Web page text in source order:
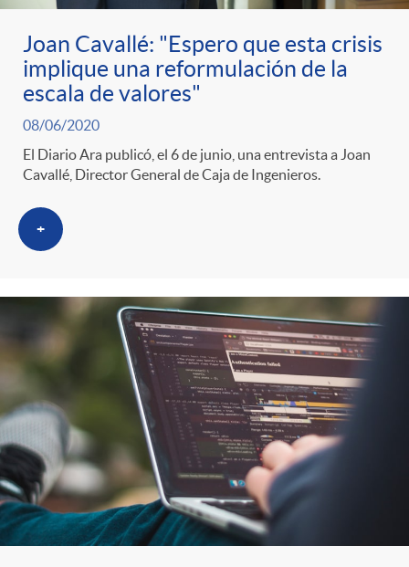
Joan Cavallé: "Espero que esta crisis
implique una reformulación de la
escala de valores"
08/06/2020
El Diario Ara publicó, el 6 de junio, una entrevista a Joan
Cavallé, Director General de Caja de Ingenieros.
+